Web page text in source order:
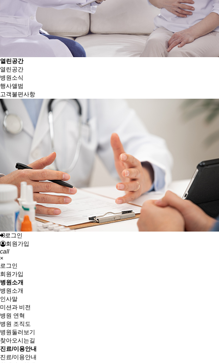
열린공간
열린공간
병원소식
행사앨범
고객불편사항
로그인
회원가입
call
×
로그인
회원가입
병원소개
병원소개
인사말
미션과 비전
병원 연혁
병원 조직도
병원둘러보기
찾아오시는길
진료/이용안내
진료/이용안내